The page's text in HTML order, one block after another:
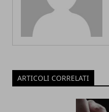
ARTICOLI CORRELATI